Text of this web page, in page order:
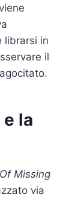
librarsi in
il
la
Missing
via